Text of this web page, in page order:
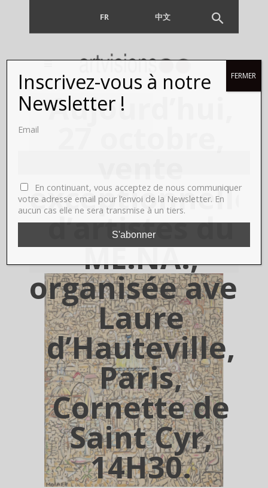
FR 中文
Aujourd’hui,
exceptionnelle
d’artistes du
ME.NA.,
organisée avec
Laure
d’Hauteville,
Paris,
Cornette de
Saint Cyr,
14H30.
Inscrivez-vous à notre
Newsletter !
Email
En continuant, vous acceptez de nous communiquer
votre adresse email pour l’envoi de la Newsletter. En
aucun cas elle ne sera transmise à un tiers.
FERMER